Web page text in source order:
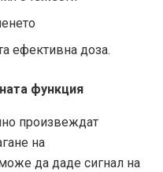
ефективна доза.
функция
произвеждат
на
да даде сигнал на